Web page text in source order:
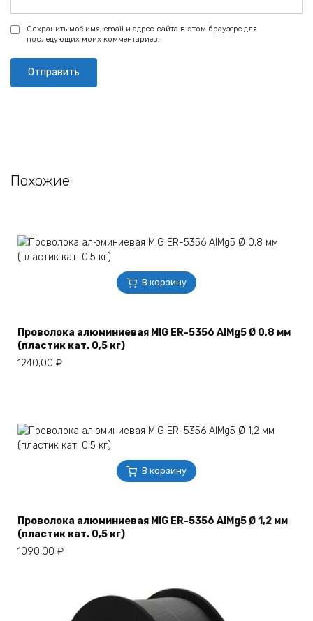
Сохранить моё имя, email и адрес сайта в этом браузере для
последующих моих комментариев.
Похожие
В корзину
Проволока алюминиевая MIG ER-5356 AlMg5 Ø 0,8 мм
(пластик кат. 0,5 кг)
1240,00 ₽
В корзину
Проволока алюминиевая MIG ER-5356 AlMg5 Ø 1,2 мм
(пластик кат. 0,5 кг)
1090,00 ₽